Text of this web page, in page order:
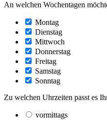
An welchen Wochentagen
Montag
Dienstag
Mittwoch
Donnerstag
Freitag
Samstag
Sonntag
Zu welchen Uhrzeiten passt es
vormittags